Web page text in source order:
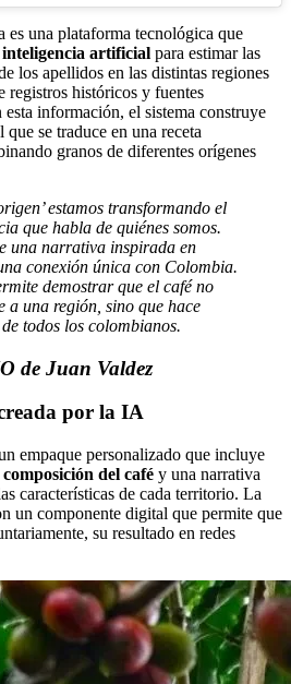
es una plataforma tecnológica que
inteligencia artificial para estimar las
los apellidos en las distintas regiones
registros históricos y fuentes
información, el sistema construye
se traduce en una receta
granos de diferentes orígenes
estamos transformando el
que habla de quiénes somos.
una narrativa inspirada en
conexión única con Colombia.
demostrar que el café no
a una región, sino que hace
todos los colombianos.
de Juan Valdez
por la IA
empaque personalizado que incluye
del café y una narrativa
características de cada territorio. La
un componente digital que permite que
su resultado en redes